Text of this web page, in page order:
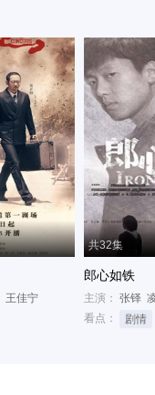
王佳宁
共32集
郎心如铁
主演： 张铎
看点：
剧情